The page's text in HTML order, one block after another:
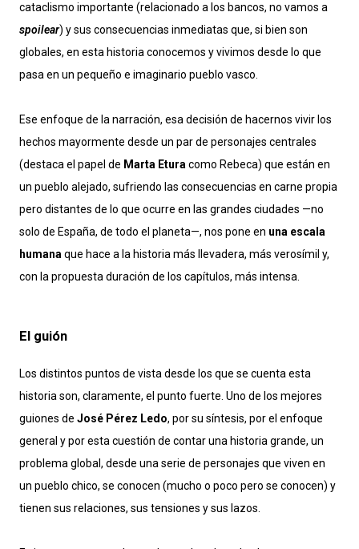
cataclismo importante (relacionado a los bancos, no vamos a
spoilear) y sus consecuencias inmediatas que, si bien son
globales, en esta historia conocemos y vivimos desde lo que
pasa en un pequeño e imaginario pueblo vasco.
Ese enfoque de la narración, esa decisión de hacernos vivir los
hechos mayormente desde un par de personajes centrales
(destaca el papel de Marta Eturacomo Rebeca) que están en
un pueblo alejado, sufriendo las consecuencias en carne propia
pero distantes de lo que ocurre en las grandes ciudades —no
solo de España, de todo el planeta—, nos pone en una escala
humanaque hace a la historia más llevadera, más verosímil y,
con la propuesta duración de los capítulos, más intensa.
El guión
Los distintos puntos de vista desde los que se cuenta esta
historia son, claramente, el punto fuerte. Uno de los mejores
guiones de José Pérez Ledo, por su síntesis, por el enfoque
general y por esta cuestión de contar una historia grande, un
problema global, desde una serie de personajes que viven en
un pueblo chico, se conocen (mucho o poco pero se conocen) y
tienen sus relaciones, sus tensiones y sus lazos.